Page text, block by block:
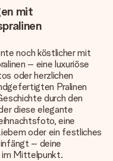
mit
noch köstlicher mit
– eine luxuriöse
oder herzlichen
Pralinen
durch den
diese elegante
eine
oder ein festliches
– deine
im Mittelpunkt.